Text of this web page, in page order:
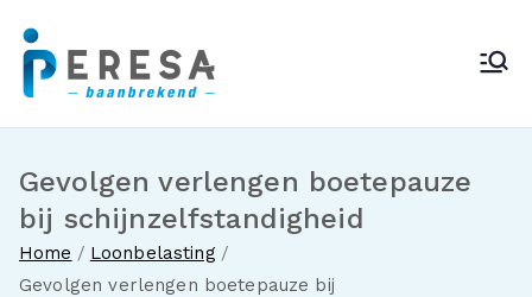
naar
Gevolgen verlengen boetepauze
bij schijnzelfstandigheid
Home
Loonbelasting
Gevolgen verlengen boetepauze bij